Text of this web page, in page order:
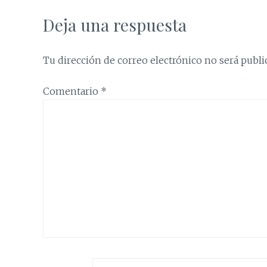
Deja una respuesta
Tu dirección de correo electrónico no será
Comentario *